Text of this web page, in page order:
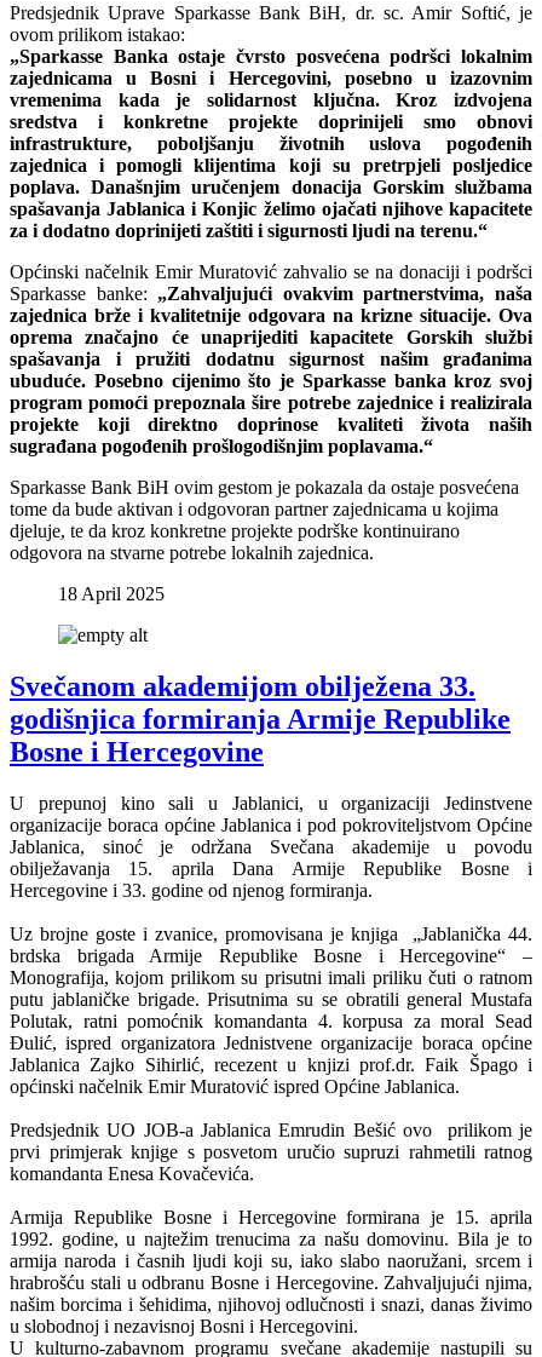
Predsjednik Uprave Sparkasse Bank BiH, dr. sc. Amir Softić, je
ovom prilikom istakao:
„Sparkasse Banka ostaje čvrsto posvećena podršci lokalnim
zajednicama u Bosni i Hercegovini, posebno u izazovnim
vremenima kada je solidarnost ključna. Kroz izdvojena
sredstva i konkretne projekte doprinijeli smo obnovi
infrastrukture, poboljšanju životnih uslova pogođenih
zajednica i pomogli klijentima koji su pretrpjeli posljedice
poplava. Današnjim uručenjem donacija Gorskim službama
spašavanja Jablanica i Konjic želimo ojačati njihove kapacitete
za i dodatno doprinijeti zaštiti i sigurnosti ljudi na terenu.“
Općinski načelnik Emir Muratović zahvalio se na donaciji i podršci
Sparkasse banke: „Zahvaljujući ovakvim partnerstvima, naša
zajednica brže i kvalitetnije odgovara na krizne situacije. Ova
oprema značajno će unaprijediti kapacitete Gorskih službi
spašavanja i pružiti dodatnu sigurnost našim građanima
ubuduće. Posebno cijenimo što je Sparkasse banka kroz svoj
program pomoći prepoznala šire potrebe zajednice i realizirala
projekte koji direktno doprinose kvaliteti života naših
sugrađana pogođenih prošlogodišnjim poplavama.“
Sparkasse Bank BiH ovim gestom je pokazala da ostaje posvećena
tome da bude aktivan i odgovoran partner zajednicama u kojima
djeluje, te da kroz konkretne projekte podrške kontinuirano
odgovora na stvarne potrebe lokalnih zajednica.
18 April 2025
Svečanom akademijom obilježena 33.
godišnjica formiranja Armije Republike
Bosne i Hercegovine
U prepunoj kino sali u Jablanici, u organizaciji Jedinstvene
organizacije boraca općine Jablanica i pod pokroviteljstvom Općine
Jablanica, sinoć je održana Svečana akademije u povodu
obilježavanja 15. aprila Dana Armije Republike Bosne i
Hercegovine i 33. godine od njenog formiranja.
Uz brojne goste i zvanice, promovisana je knjiga „Jablanička 44.
brdska brigada Armije Republike Bosne i Hercegovine“ –
Monografija, kojom prilikom su prisutni imali priliku čuti o ratnom
putu jablaničke brigade. Prisutnima su se obratili general Mustafa
Polutak, ratni pomoćnik komandanta 4. korpusa za moral Sead
Đulić, ispred organizatora Jednistvene organizacije boraca općine
Jablanica Zajko Sihirlić, recezent u knjizi prof.dr. Faik Špago i
općinski načelnik Emir Muratović ispred Općine Jablanica.
Predsjednik UO JOB-a Jablanica Emrudin Bešić ovo prilikom je
prvi primjerak knjige s posvetom uručio supruzi rahmetili ratnog
komandanta Enesa Kovačevića.
Armija Republike Bosne i Hercegovine formirana je 15. aprila
1992. godine, u najtežim trenucima za našu domovinu. Bila je to
armija naroda i časnih ljudi koji su, iako slabo naoružani, srcem i
hrabrošću stali u odbranu Bosne i Hercegovine. Zahvaljujući njima,
našim borcima i šehidima, njihovoj odlučnosti i snazi, danas živimo
u slobodnoj i nezavisnoj Bosni i Hercegovini.
U kulturno-zabavnom programu svečane akademije nastupili su